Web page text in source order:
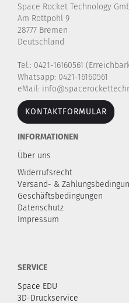
Space Rocket Technology
Am Rottpohl 9
28777 Bremen
Deutschland
Tel.: 0421-16160561
Whatsapp: 0421-16160561
eMail:
KONTAKTFORMULAR
INFORMATIONEN
Über uns
Widerrufsrecht
Versand- &
Geschäftsbedingungen
Datenschutz
Impressum
SERVICE
Space EDU
3D-Druckservice